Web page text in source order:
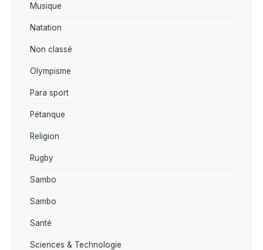
Musique
Natation
Non classé
Olympisme
Para sport
Pétanque
Religion
Rugby
Sambo
Sambo
Santé
Sciences & Technologie